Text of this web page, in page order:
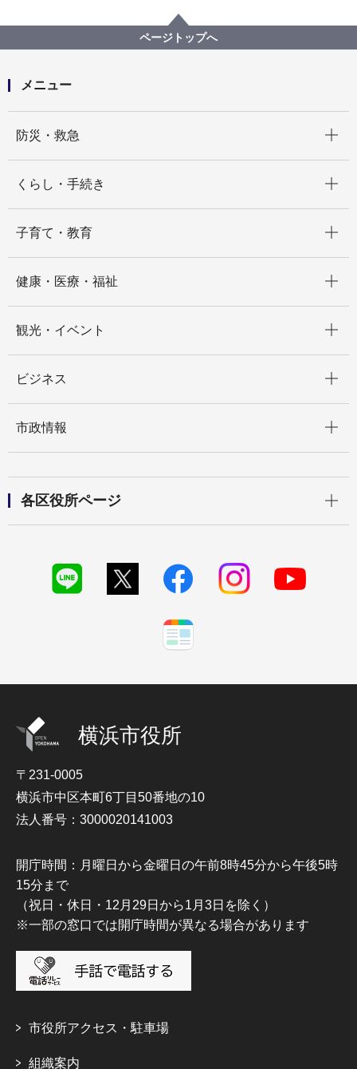
指定管理者施設一覧
横浜市総合保健医療センター
「横浜市総合保健医療センター条例施行規則」の一部
ページトップへ
メニュー
防災・救急
くらし・手続き
子育て・教育
健康・医療・福祉
観光・イベント
ビジネス
市政情報
各区役所ページ
横浜市役所
〒231-0005
横浜市中区本町6丁目50番地の10
法人番号：3000020141003
開庁時間：月曜日から金曜日の午前8時45分から午後5時
15分まで
（祝日・休日・12月29日から1月3日を除く）
※一部の窓口では開庁時間が異なる場合があります
市役所アクセス・駐車場
組織案内